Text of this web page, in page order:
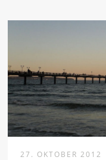
27. OKTOBER 2012